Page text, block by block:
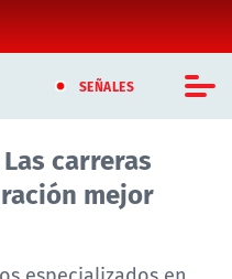
SEÑALES
carreras
mejor